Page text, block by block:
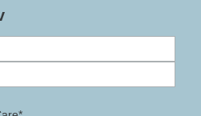
give
adgang til en
nu er på plads